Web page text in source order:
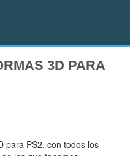
3D PARA
para PS2, con todos los